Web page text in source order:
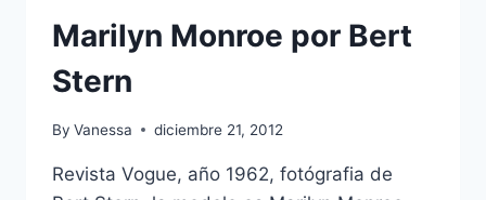
Marilyn Monroe por Bert
Stern
By Vanessa diciembre 21, 2012
Revista Vogue, año 1962, fotógrafia de